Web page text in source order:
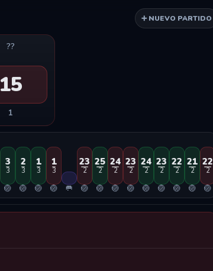
➕ NUEVO PARTIDO
??
15
1
3
3
🏐
2
3
🏐
1
3
🏐
1
3
🏐 🥅
23
2
🏐
25
2
🏐
24
2
🏐
23
2
🏐
24
2
🏐
23
2
🏐
22
2
🏐
21
2
🏐
22
2
🏐